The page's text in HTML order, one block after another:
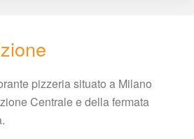
pizzeria situato a Milano
Centrale e della fermata